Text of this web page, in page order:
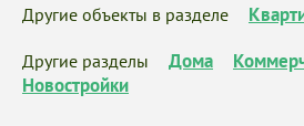
Другие объекты в разделе
Другие разделы Дома
Новостройки